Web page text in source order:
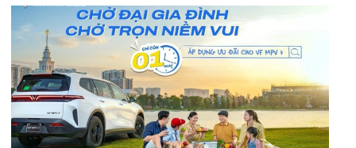
làm chủ công nghệ sạc pin, đồng thời cập nhật chi tiết về giá
lăn bánh VF8 mới nhất với nhiều ưu đãi hấp dẫn ngay trong bài
viết này.